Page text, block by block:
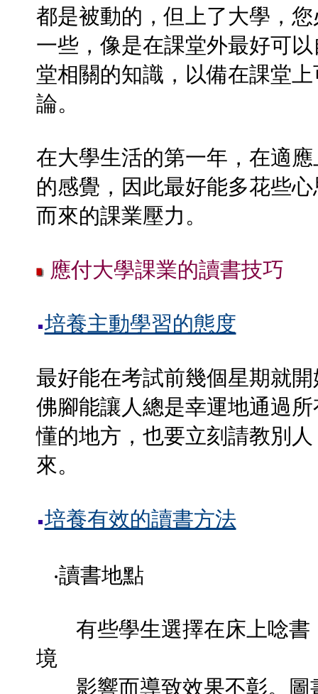
都是被動的，但上了大學，
一些，像是在課堂外最好可
堂相關的知識，以備在課堂
論。
在大學生活的第一年，在適
的感覺，因此最好能多花些
而來的課業壓力。
應付大學課業的讀書技巧
培養主動學習的態度
最好能在考試前幾個星期就
佛腳能讓人總是幸運地通過
懂的地方，也要立刻請教別
來。
培養有效的讀書方法
‧讀書地點
有些學生選擇在床上唸書
境
影響而導致效果不彰。圖